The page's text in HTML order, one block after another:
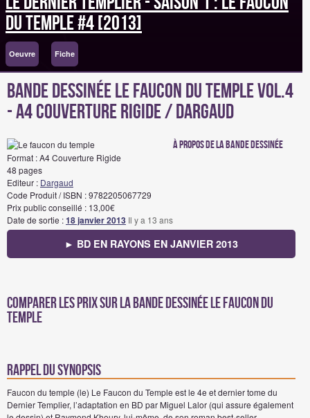
du temple #4 [2013]
Oeuvre Fiche
Bande Dessinée Le faucon du temple Vol.4
- A4 Couverture Rigide / Dargaud
à propos de la bande dessinée
Format : A4 Couverture Rigide
48 pages
Editeur : Dargaud
Code Produit / ISBN : 9782205067729
Prix public conseillé : 13,00€
Date de sortie :18 janvier 2013 Il y a 13 ans
► BD EN RAYONS EN JANVIER 2013
Comparer les prix sur La bande dessinée Le faucon du
temple
Rappel du synopsis
Faucon du temple (le) Le Faucon du Temple est le 4e et dernier tome du
Dernier Templier, l’adaptation en BD par Miguel Lalor (qui assure également